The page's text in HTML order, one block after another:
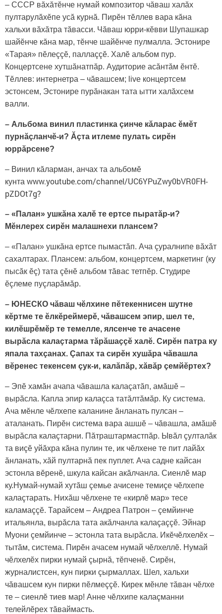
– СССР вăхăтӗнче нумай композитор чăваш халăх
пултарулăхӗпе усă курнă. Пирӗн тӗллев вара кăна
хальхи вăхăтра тăвасси. Чăваш юрри-кӗвви Шупашкар
шайӗнче кăна мар, тӗнче шайӗнче пулмалла. Эстонире
«Тарая» пӗлеççӗ, паллаççӗ. Халӗ альбом пур.
Концертсене хутшăнатпăр. Аудиторие асăнтăм ӗнтӗ.
Тӗллев: интернетра – чăвашсем; live концертсем
эстонсем, Эстонире пурăнакан тата ытти халăхсем
валли.
– Альбома винил пластинка çинче кăларас ӗмӗт
пурнăçланчӗ-и? Ăçта итлеме пулать сирӗн
юррăрсене?
– Винил кăларман, анчах та альбомӗ
кунта www.youtube.com/channel/UC6YPuZwy0bVR0FH-
pZDOt7g?
– «Палан» ушкăна халӗ те ертсе пыратăр-и?
Мӗнлерех сирӗн малашнехи плансем?
– «Палан» ушкăна ертсе пымастăп. Ача çуралнипе вăхăт
сахалтарах. Плансем: альбом, концертсем, маркетинг (ку
пысăк ӗç) тата çӗнӗ альбом тăвас тетпӗр. Студиpе
ӗçлеме пуçларăмăр.
– ЮНЕСКО чăваш чӗлхине пӗтекеннисен шутне
кӗртме те ӗлкӗреймерӗ, чăвашсем эпир, шел те,
килӗшрӗмӗр те темелле, ялсенче те ачасене
вырăсла калаçтарма тăрăшаççӗ халӗ. Сирӗн патра ку
япала тахçанах. Çапах та сирӗн хушăра чăвашла
вӗренес текенсем çук-и, калăпăр, хăвăр çемйӗртех?
– Эпӗ хамăн ачапа чăвашла калаçатăп, амăшӗ –
вырăсла. Капла эпир калаçса татăлтăмăр. Ку система.
Ача мӗнле чӗлхепе каланине ăнланать пулсан –
аталанать. Пирӗн система вара ашшӗ – чăвашла, амăшӗ
вырăсла калаçтарни. Пăтраштармастпăр. Ывăл çулталăк
та виçӗ уйăхра кăна пулин те, ик чӗлхене те пит лайăх
ăнланать, хăй пултарнă пек пуплет. Ача садне кайсан
эстонла вӗренӗ, шкула кайсан акăлчанла. Сиенлӗ мар
ку.Нумай-нумай хутăш çемье ачисене темиçе чӗлхепе
калаçтарать. Нихăш чӗлхене те «кирлӗ мар» тесе
каламаççӗ. Тарайсем – Андреа Патрон – çемйинче
итальянла, вырăсла тата акăлчанла калаçаççӗ. Эйнар
Муони çемйинче – эстонла тата вырăсла. Икӗчӗлхелӗх –
тытăм, система. Пирӗн ачасем нумай чӗлхеллӗ. Нумай
чӗлхелӗх пирки нумай çырнă, тӗпченӗ. Сирӗн,
журналистсен, кун пирки çырмаллах. Шел, хальхи
чăвашсем кун пирки пӗлмеççӗ. Кирек мӗнле тăван чӗлхе
те – сиенлӗ тиев мар! Анне чӗлхипе калаçманни
телейлӗрех тăваймасть.